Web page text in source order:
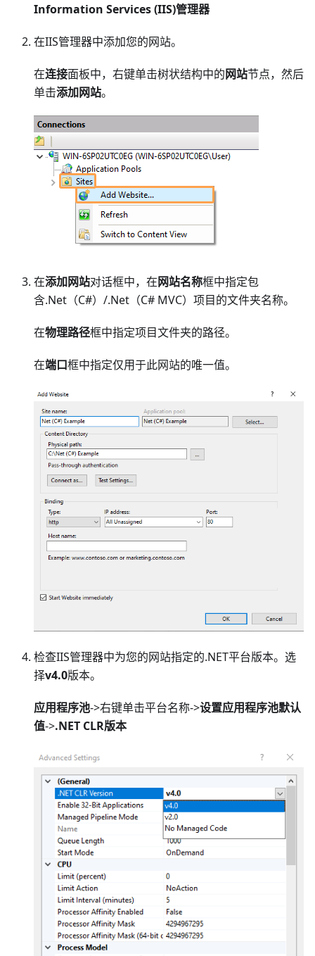
Information Services (IIS)管理器
在IIS管理器中添加您的网站。
在连接面板中，右键单击树状结构中的网站节点，然后
单击添加网站。
在添加网站对话框中，在网站名称框中指定包
含.Net（C#）/.Net（C# MVC）项目的文件夹名称。
在物理路径框中指定项目文件夹的路径。
在端口框中指定仅用于此网站的唯一值。
检查IIS管理器中为您的网站指定的.NET平台版本。选
择v4.0版本。
应用程序池->右键单击平台名称->设置应用程序池默认
值->.NET CLR版本